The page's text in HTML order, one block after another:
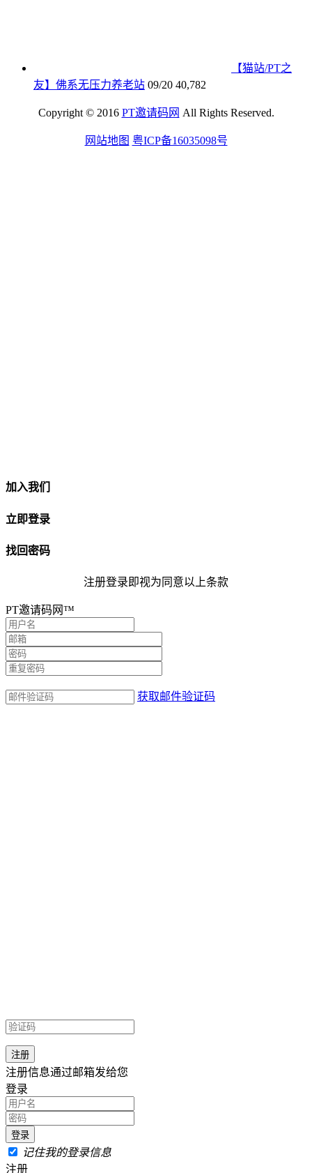
【猫站/PT之
友】佛系无压力养老站 09/20 40,782
Copyright © 2016 PT邀请码网 All Rights Reserved.
网站地图 粤ICP备16035098号
加入我们
立即登录
找回密码
注册登录即视为同意以上条款
PT邀请码网™
获取邮件验证码
注册信息通过邮箱发给您
登录
记住我的登录信息
注册